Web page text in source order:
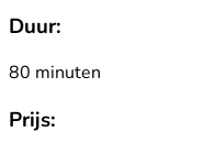
Duur:
80 minuten
Prijs: